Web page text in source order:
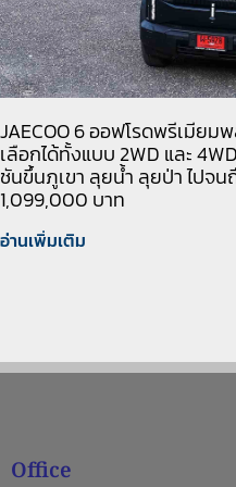
JAECOO 6 ออฟโรดพรีเมียม
เลือกได้ทั้งแบบ 2WD และ
ชันขึ้นภูเขา ลุยน้ำ ลุยป่า ไปจน
1,099,000 บาท
อ่านเพิ่มเติม
Office